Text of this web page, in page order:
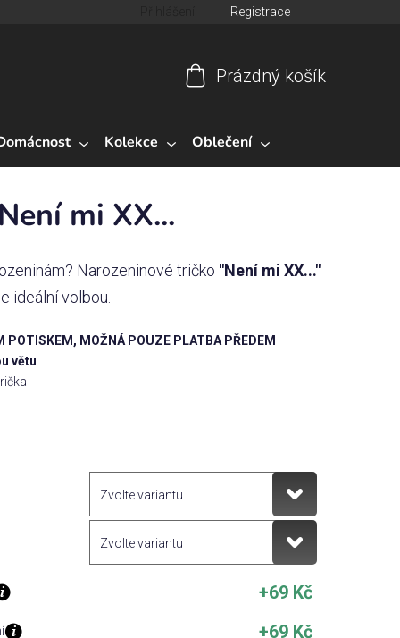
Registrace
košík
Prázdný košík
Kolekce Oblečení
mi XX...
Narozeninové tričko "Není mi XX..."
ideální volbou.
POTISKEM, MOŽNÁ POUZE PLATBA PŘEDEM
větu
+69 Kč
+69 Kč